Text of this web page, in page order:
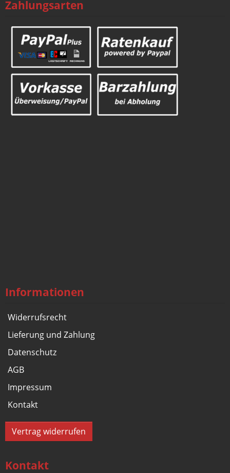
Zahlungsarten
Informationen
Widerrufsrecht
Lieferung und Zahlung
Datenschutz
AGB
Impressum
Kontakt
Vertrag widerrufen
Kontakt